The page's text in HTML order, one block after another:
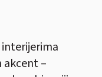
akcent –